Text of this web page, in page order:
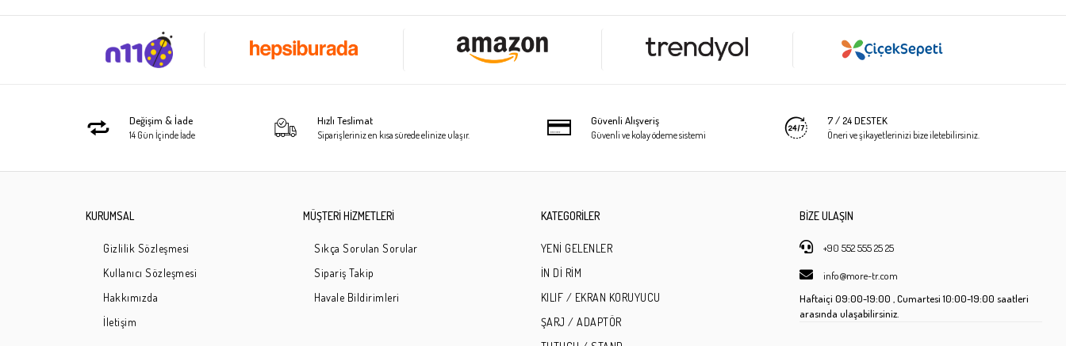
Değişim & İade
14 Gün İçinde İade
Hızlı Teslimat
Siparişleriniz en kısa sürede elinize ulaşır.
Güvenli Alışveriş
Güvenli ve kolay ödeme sistemi
7 / 24 DESTEK
Öneri ve şikayetlerinizi bize iletebilirsiniz.
KURUMSAL
Gizlilik Sözleşmesi
Kullanıcı Sözleşmesi
Hakkımızda
İletişim
MÜŞTERİ HİZMETLERİ
Sıkça Sorulan Sorular
Sipariş Takip
Havale Bildirimleri
KATEGORİLER
YENİ GELENLER
İN Dİ RİM
KILIF / EKRAN KORUYUCU
ŞARJ / ADAPTÖR
BİZE ULAŞIN
+90 552 555 25 25
info@more-tr.com
Haftaiçi 09:00-19:00 , Cumartesi10:00-19:00 saatleri
arasında ulaşabilirsiniz.